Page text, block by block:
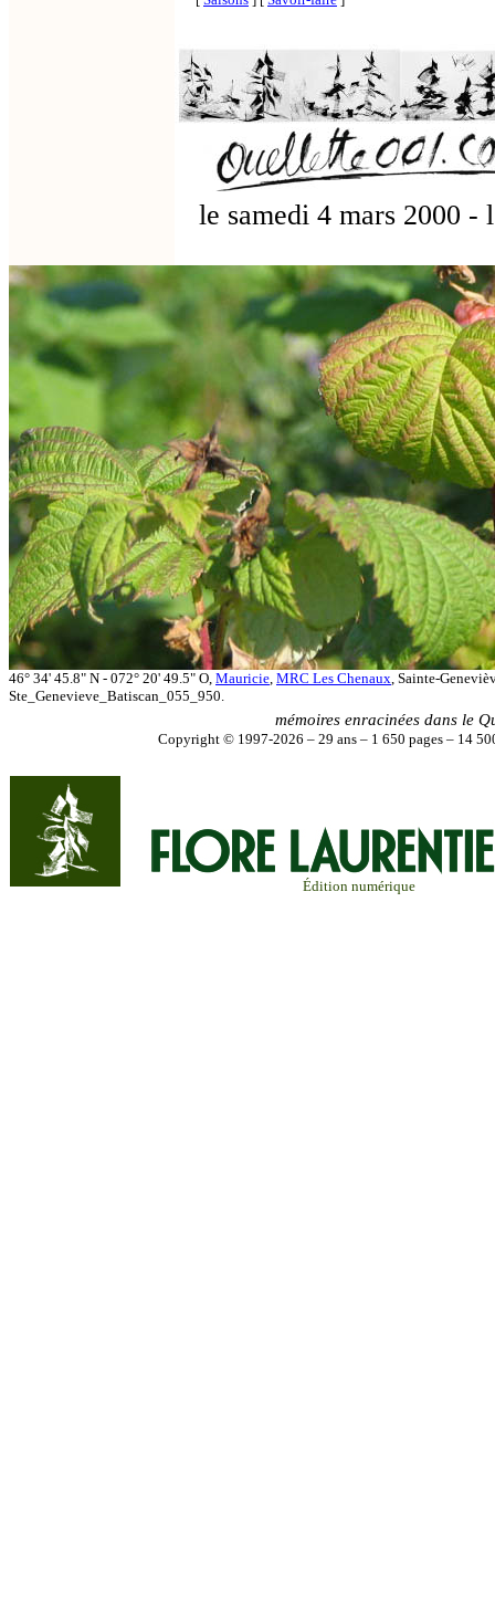
le samedi 4 mars 2000 -
46° 34' 45.8" N - 072° 20' 49.5" O, Mauricie, MRC Les Chenaux, Sainte-
Ste_Genevieve_Batiscan_055_950.
mémoires enracinées dans le
Copyright © 1997-2026 – 29 ans – 1 650 pages – 14
Édition numérique